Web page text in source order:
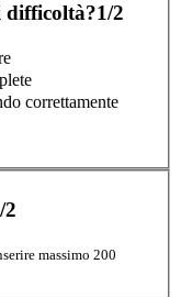
difficoltà?1/2
correttamente
2
massimo 200